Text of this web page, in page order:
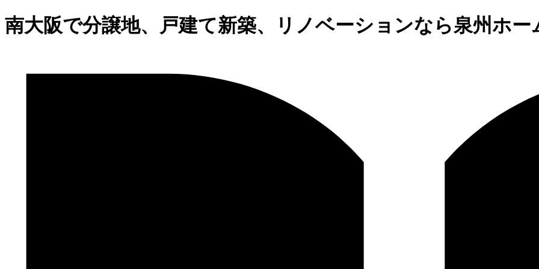
南大阪で分譲地、戸建て新築、リノベーションなら泉州ホー